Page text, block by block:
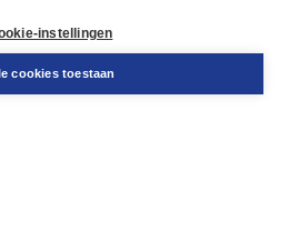
instellingen
cookies toestaan